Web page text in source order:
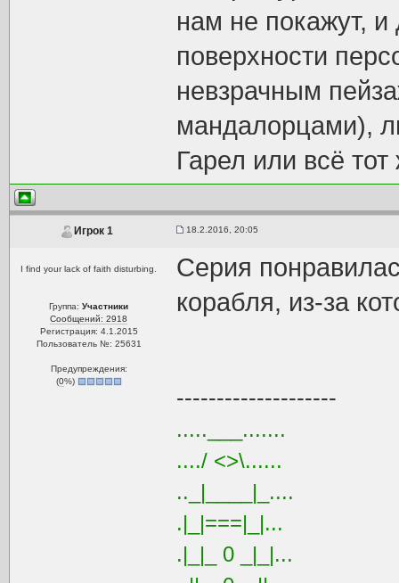
нам не покажут,
поверхности
невзрачным
мандалорцами),
Гарел или всё
Игрок 1 18.2.2016, 20:05
I find your lack of faith disturbing.
Группа:Участники
Сообщений: 2918
Регистрация: 4.1.2015
Пользователь №: 25631
Предупреждения:
(0%)
Серия
корабля, из-за
--------------------
.....___.......
..../ <>\......
.._|____|_....
.|_|===|_|...
.|_|_ 0 _|_|...